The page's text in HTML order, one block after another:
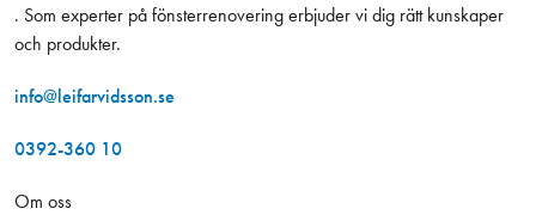
. Som experter på fönsterrenovering erbjuder vi dig rätt kunskaper
och produkter.
info@leifarvidsson.se
0392-360 10
Om oss